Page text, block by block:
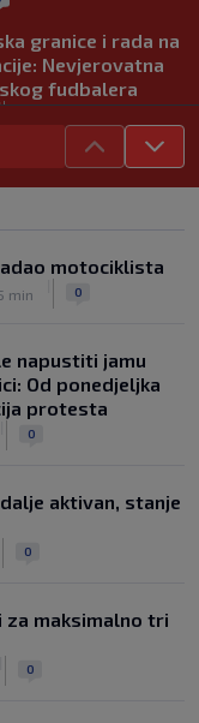
granice i rada na
Nevjerovatna
fudbalera
posao: Rodri
veliki posao:
stigao iz
motociklista
min 0
napustiti jamu
Od ponedjeljka
protesta
0
aktivan, stanje
0
za maksimalno tri
0